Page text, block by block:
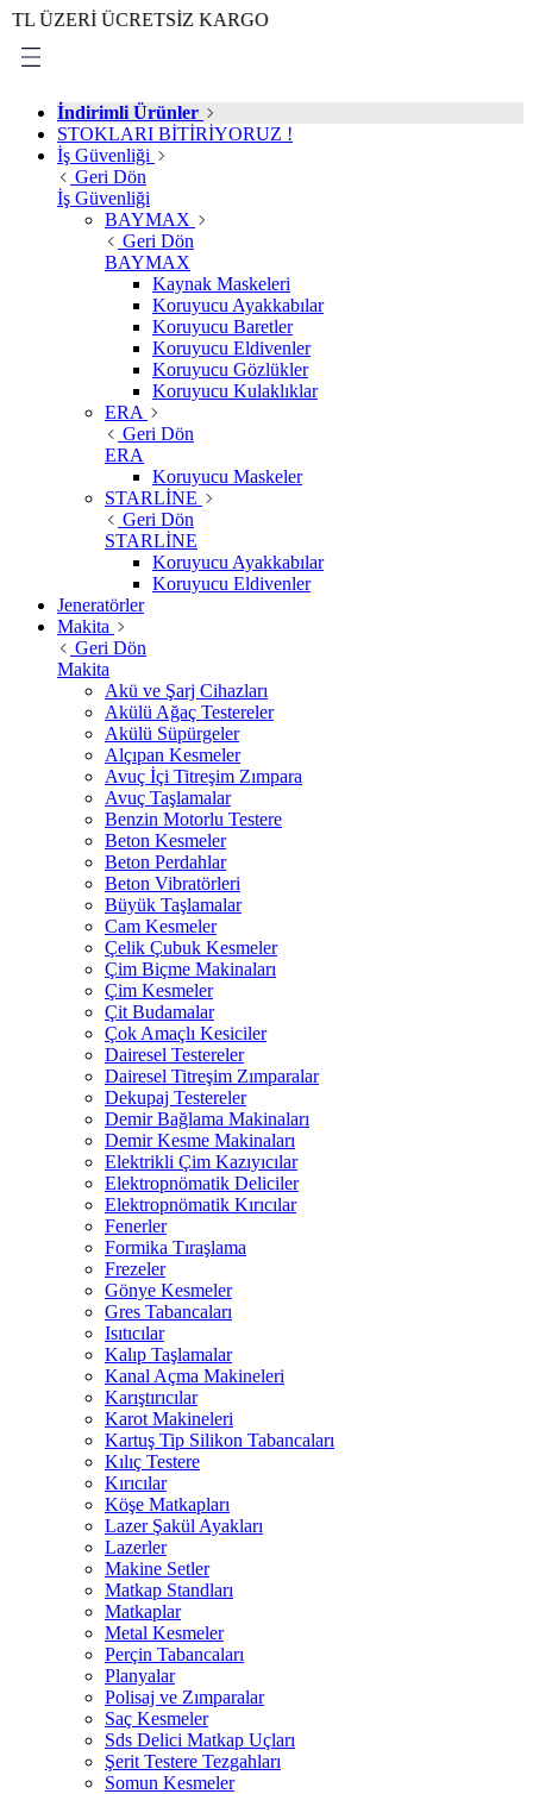
ÜCRETSİZ KARGO
İndirimli Ürünler
STOKLARI BİTİRİYORUZ !
İş Güvenliği
Geri Dön
İş Güvenliği
BAYMAX
Geri Dön
BAYMAX
Kaynak Maskeleri
Koruyucu Ayakkabılar
Koruyucu Baretler
Koruyucu Eldivenler
Koruyucu Gözlükler
Koruyucu Kulaklıklar
ERA
Geri Dön
ERA
Koruyucu Maskeler
STARLİNE
Geri Dön
STARLİNE
Koruyucu Ayakkabılar
Koruyucu Eldivenler
Jeneratörler
Makita
Geri Dön
Makita
Akü ve Şarj Cihazları
Akülü Ağaç Testereler
Akülü Süpürgeler
Alçıpan Kesmeler
Avuç İçi Titreşim Zımpara
Avuç Taşlamalar
Benzin Motorlu Testere
Beton Kesmeler
Beton Perdahlar
Beton Vibratörleri
Büyük Taşlamalar
Cam Kesmeler
Çelik Çubuk Kesmeler
Çim Biçme Makinaları
Çim Kesmeler
Çit Budamalar
Çok Amaçlı Kesiciler
Dairesel Testereler
Dairesel Titreşim Zımparalar
Dekupaj Testereler
Demir Bağlama Makinaları
Demir Kesme Makinaları
Elektrikli Çim Kazıyıcılar
Elektropnömatik Deliciler
Elektropnömatik Kırıcılar
Fenerler
Formika Tıraşlama
Frezeler
Gönye Kesmeler
Gres Tabancaları
Isıtıcılar
Kalıp Taşlamalar
Kanal Açma Makineleri
Karıştırıcılar
Karot Makineleri
Kartuş Tip Silikon Tabancaları
Kılıç Testere
Kırıcılar
Köşe Matkapları
Lazer Şakül Ayakları
Lazerler
Makine Setler
Matkap Standları
Matkaplar
Metal Kesmeler
Perçin Tabancaları
Planyalar
Polisaj ve Zımparalar
Saç Kesmeler
Sds Delici Matkap Uçları
Şerit Testere Tezgahları
Somun Kesmeler